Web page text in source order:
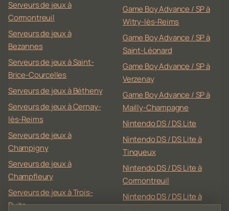
Serveurs de jeux à
Cormontreuil
Serveurs de jeux à
Bezannes
Serveurs de jeux à Saint-
Brice-Courcelles
Serveurs de jeux à Bétheny
Serveurs de jeux à Cernay-
lès-Reims
Serveurs de jeux à
Champigny
Serveurs de jeux à
Champfleury
Serveurs de jeux à Trois-
Puits
Game Boy Advance / SP à
Witry-lès-Reims
Game Boy Advance / SP à
Saint-Léonard
Game Boy Advance / SP à
Verzenay
Game Boy Advance / SP à
Mailly-Champagne
Nintendo DS / DS Lite
Nintendo DS / DS Lite à
Tinqueux
Nintendo DS / DS Lite à
Cormontreuil
Nintendo DS / DS Lite à